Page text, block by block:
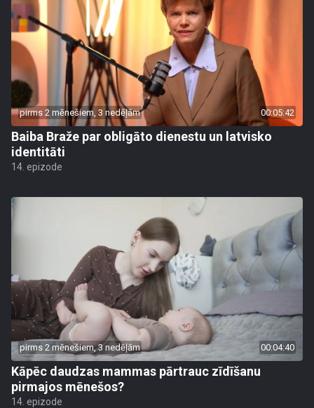
pirms 2 mēnešiem, 3 nedēļām 00:05:42
Baiba Braže par obligāto dienestu un latvisko
identitāti
14. epizode
pirms 2 mēnešiem, 3 nedēļām 00:04:40
Kāpēc daudzas mammas pārtrauc zīdīšanu
pirmajos mēnešos?
14. epizode